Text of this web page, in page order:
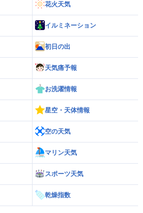
花火天気
イルミネーション
初日の出
天気痛予報
お洗濯情報
星空・天体情報
空の天気
マリン天気
スポーツ天気
乾燥指数